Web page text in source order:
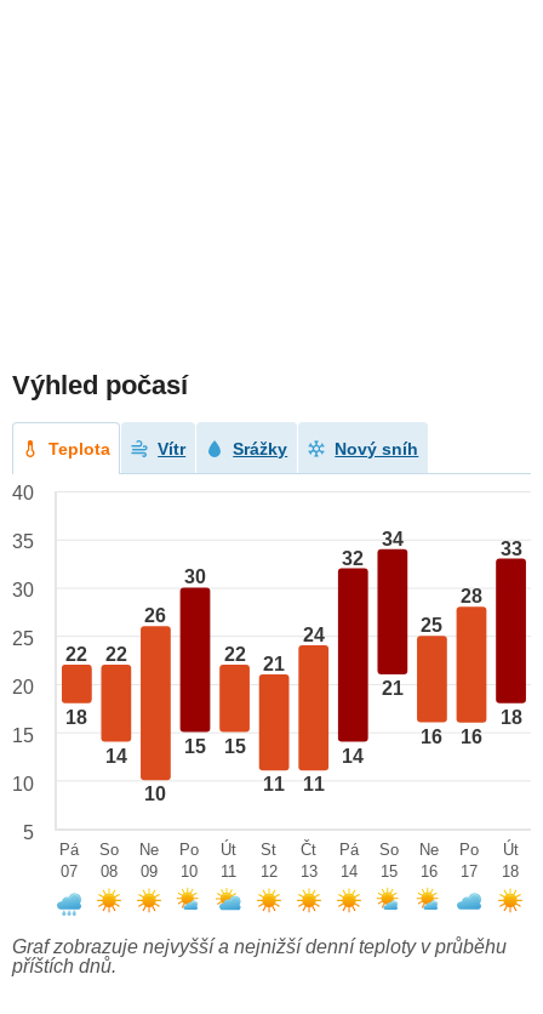
Výhled počasí
Teplota Vítr Srážky Nový sníh
22
18
22
14
26
10
30
15
22
15
21
11
24
11
32
14
34
21
25
16
28
16
33
18
40
35
30
25
20
15
10
5
Pá
07
So
08
Ne
09
Po
10
Út
11
St
12
Čt
13
Pá
14
So
15
Ne
16
Po
17
Út
18
Graf zobrazuje nejvyšší a nejnižší denní teploty v průběhu
příštích dnů.